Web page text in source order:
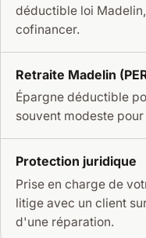
déductible loi
cofinancer.
Retraite Madelin
Épargne déductible
souvent modeste
Protection juridique
Prise en charge de
litige avec un client
d'une réparation.